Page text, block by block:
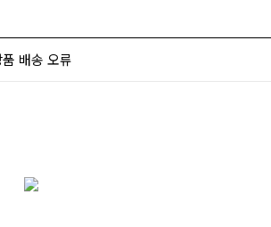
품 배송 오류